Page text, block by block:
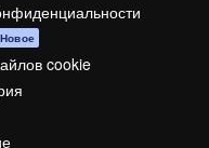
Новое
cookie